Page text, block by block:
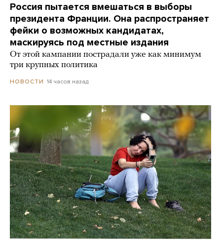
Россия пытается вмешаться в выборы
президента Франции. Она распространяет
фейки о возможных кандидатах,
маскируясь под местные издания
От этой кампании пострадали уже как минимум
три крупных политика
НОВОСТИ 14 часов назад